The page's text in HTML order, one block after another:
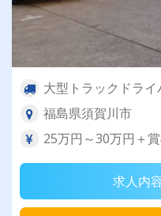
大型トラックドライ
福島県須賀川市
25万円～30万円＋
求人内